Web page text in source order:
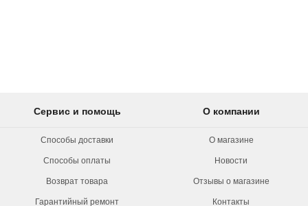
Сервис и помощь
Способы доставки
Способы оплаты
Возврат товара
Гарантийный ремонт
О компании
О магазине
Новости
Отзывы о магазине
Контакты